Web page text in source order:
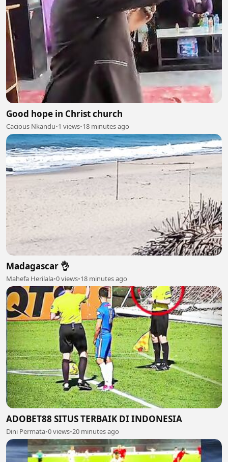
Good hope in Christ church
Cacious Nkandu•1 views•18 minutes ago
Madagascar 👌
Mahefa Herilala•0 views•18 minutes ago
ADOBET88 SITUS TERBAIK DI INDONESIA
Dini Permata•0 views•20 minutes ago